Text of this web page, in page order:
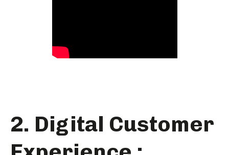
2. Digital Customer